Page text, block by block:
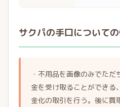
サクパの手口について
・不用品を画像のみでた
金を受け取ることができる
金化の取引を行う。後に買